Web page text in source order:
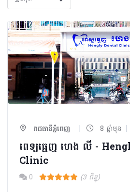
រាជធានីភ្នំពេញ | 8 ឆ្នាំមុន |
ពេទ្យធ្មេញ ហេង លី -
Clinic
0 (3 ពិន្ទុ)